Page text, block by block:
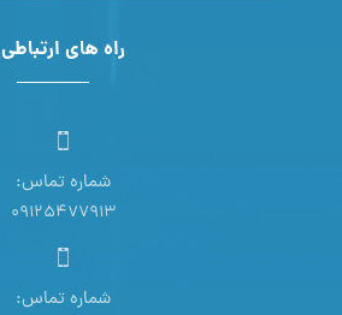
راه های ارتباطی
شماره تماس:
09125477913
شماره تماس: